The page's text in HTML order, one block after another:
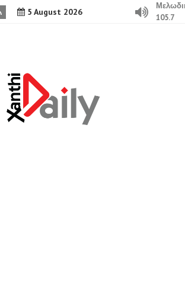
5 August 2026
105.7